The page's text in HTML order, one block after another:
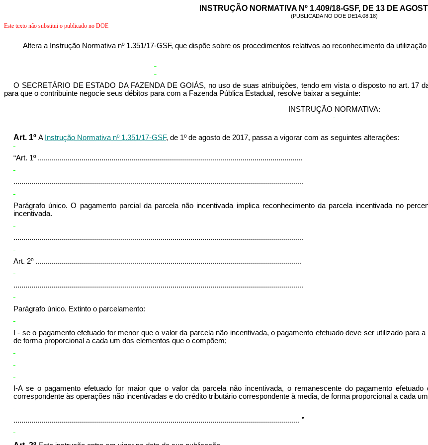
INSTRUÇÃO NORMATIVA Nº 1.409/18-GSF, DE 13 DE
(PUBLICADA NO DOE DE14.08.18)
Este texto não substitui o publicado no DOE
Altera a Instrução Normativa nº 1.351/17-GSF, que dispõe sobre os procedimentos relativos ao reconhecimento da
O SECRETÁRIO DE ESTADO DA FAZENDA DE GOIÁS, no uso de suas atribuições, tendo em vista o disposto no art. 17
para que o contribuinte negocie seus débitos para com a Fazenda Pública Estadual, resolve baixar a seguinte:
INSTRUÇÃO NORMATIVA:
Art. 1º A Instrução Normativa nº 1.351/17-GSF, de 1º de agosto de 2017, passa a vigorar com as seguintes alterações:
“Art. 1º .....................................................................................................................................
..................................................................................................................................................
Parágrafo único. O pagamento parcial da parcela não incentivada implica reconhecimento da parcela incentivada no
incentivada.
..................................................................................................................................................
Art. 2º ......................................................................................................................................
..................................................................................................................................................
Parágrafo único. Extinto o parcelamento:
I- se o pagamento efetuado for menor que o valor da parcela não incentivada, o pagamento efetuado deve ser utilizado para
de forma proporcional a cada um dos elementos que o compõem;
I-A se o pagamento efetuado for maior que o valor da parcela não incentivada, oremanescente dopagamento efetuado
correspondente às operações não incentivadas edocrédito tributário correspondente à media, de forma proporcional a cada
................................................................................................................................................ ”